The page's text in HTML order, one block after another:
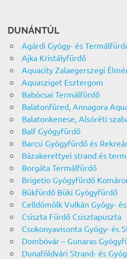
DUNÁNTÚL
Agárdi Gyógy- és
Ajka Kristályfürdő
Aquacity Zalaegerszegi
Aquasziget Esztergom
Babócsai Termálfürdő
Balatonfüred, Annagora
Balatonkenese, Alsóréti
Balf Gyógyfürdő
Barcsi Gyógyfürdő és
Bázakerettyei strand és
Borgáta Termálfürdő
Brigetio Gyógyfürdő
Bükfürdő Büki Gyógyfürdő
Celldömölk Vulkán Gyógy-
Csiszta Fürdő Csisztapuszta
Csokonyavisonta Gyógy- és
Dombóvár – Gunaras
Dunaföldvári Strand- és